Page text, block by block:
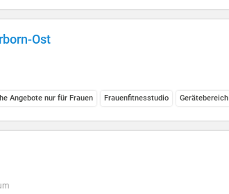
Ost
Angebote nur für Frauen Frauenfitnesstudio Gerätebereich